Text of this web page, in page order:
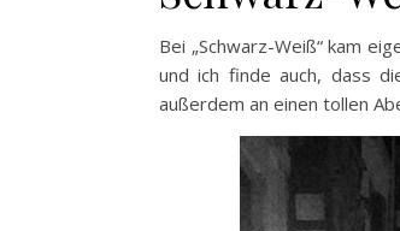
Bei „Schwarz-Weiß“ kam
und ich finde auch, dass
außerdem an einen tollen